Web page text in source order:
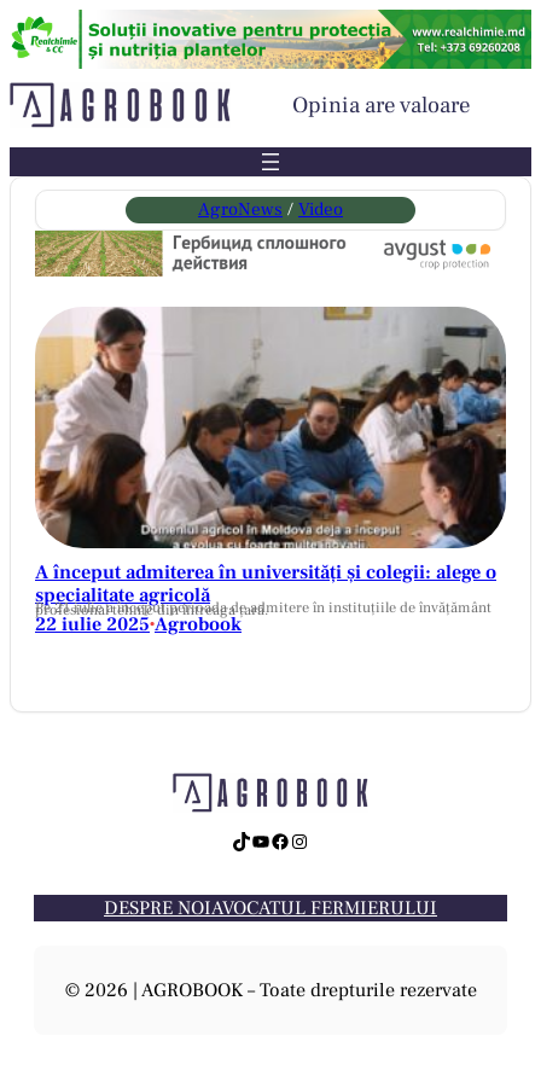
Sari
la
Opinia are valoare
AgroNews / Video
A început admiterea în universități și colegii: alege o
specialitate agricolă
Pe 21 iulie a început perioada de admitere în instituțiile de învățământ profesional tehnic din întreaga țară.
22 iulie 2025•Agrobook
TikTok YouTube Facebook Instagram
DESPRE NOIAVOCATUL FERMIERULUI
© 2026 | AGROBOOK – Toate drepturile rezervate